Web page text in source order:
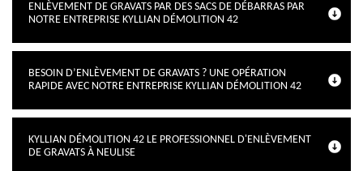
ENLÈVEMENT DE GRAVATS PAR DES SACS DE DÉBARRAS PAR
NOTRE ENTREPRISE KYLLIAN DÉMOLITION 42
BESOIN D’ENLÈVEMENT DE GRAVATS ? UNE OPÉRATION
RAPIDE AVEC NOTRE ENTREPRISE KYLLIAN DÉMOLITION 42
KYLLIAN DÉMOLITION 42 LE PROFESSIONNEL D'ENLÈVEMENT
DE GRAVATS À NEULISE